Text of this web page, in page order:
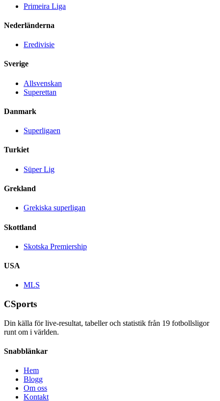
Primeira Liga
Nederländerna
Eredivisie
Sverige
Allsvenskan
Superettan
Danmark
Superligaen
Turkiet
Süper Lig
Grekland
Grekiska superligan
Skottland
Skotska Premiership
USA
MLS
CSports
Din källa för live-resultat, tabeller och statistik från 19 fotbollsligor
runt om i världen.
Snabblänkar
Hem
Blogg
Om oss
Kontakt